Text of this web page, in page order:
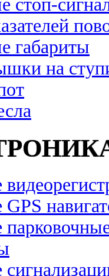
стоп-
габариты
на